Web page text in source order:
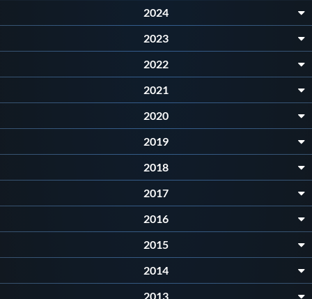
Privacy
Flash News
2024
2023
2022
2021
2020
2019
2018
2017
2016
2015
2014
2013